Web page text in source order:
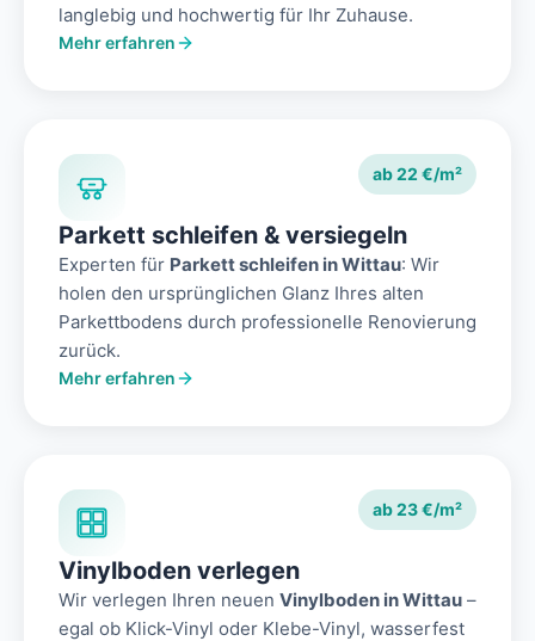
langlebig und hochwertig für Ihr Zuhause.
Mehr erfahren
ab 22 €/m²
Parkett schleifen & versiegeln
Experten für Parkett schleifen in Wittau: Wir
holen den ursprünglichen Glanz Ihres alten
Parkettbodens durch professionelle Renovierung
zurück.
Mehr erfahren
ab 23 €/m²
Vinylboden verlegen
Wir verlegen Ihren neuen Vinylboden in Wittau –
egal ob Klick-Vinyl oder Klebe-Vinyl, wasserfest